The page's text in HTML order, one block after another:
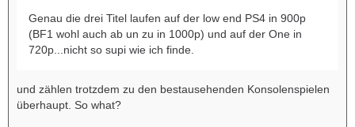
Genau die drei Titel laufen auf der low end PS4 in 900p
(BF1 wohl auch ab un zu in 1000p) und auf der One in
720p...nicht so supi wie ich finde.
und zählen trotzdem zu den bestausehenden Konsolenspielen
überhaupt. So what?